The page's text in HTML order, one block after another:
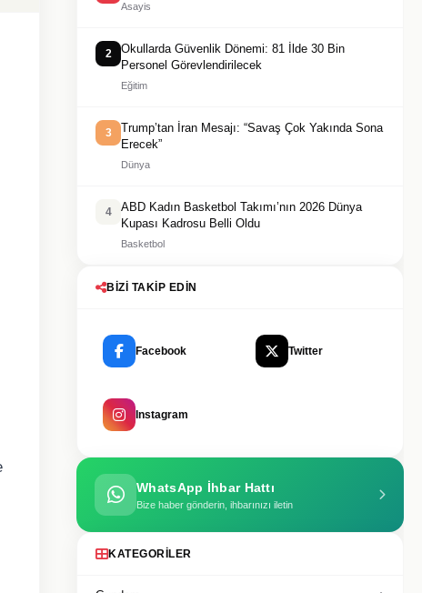
Asayis
2
Okullarda Güvenlik Dönemi: 81 İlde 30 Bin
Personel Görevlendirilecek
Eğitim
3
Trump’tan İran Mesajı: “Savaş Çok Yakında Sona
Erecek”
Dünya
4
ABD Kadın Basketbol Takımı’nın 2026 Dünya
Kupası Kadrosu Belli Oldu
Basketbol
BIZI TAKIP EDIN
Facebook Twitter
Instagram
WhatsApp İhbar Hattı
Bize haber gönderin, ihbarınızı iletin
KATEGORILER